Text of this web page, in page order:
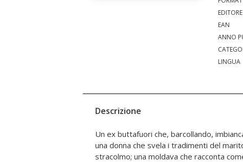
EDITORE
EAN
ANNO
LINGUA
Descrizione
Un ex buttafuori che, barcollando,
una donna che svela i tradimenti del
stracolmo; una moldava che racconta
brandelli di carta, che si snodano di
brillanti e passati difficili, assieme a
vita e ad altri che si ostinano a non volerla